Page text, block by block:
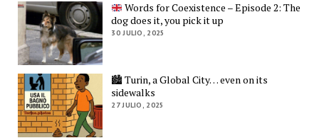
Words for Coexistence – Episode 2: The
dog does it, you pick it up
30 JULIO, 2025
🏙️ Turin, a Global City… even on its
sidewalks
27 JULIO, 2025